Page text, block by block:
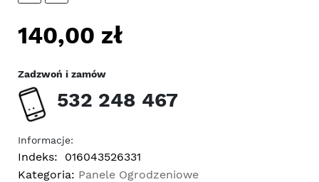
140,00 zł
Zadzwoń i zamów
532 248 467
Informacje:
Indeks:
016043526331
Kategoria: Panele Ogrodzeniowe